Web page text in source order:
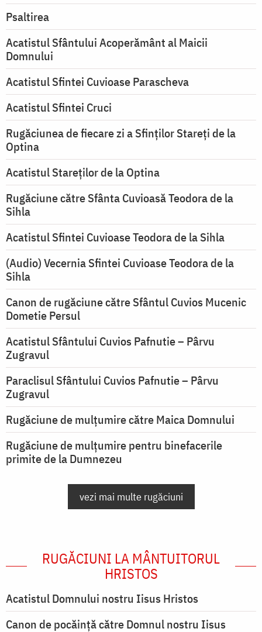
Psaltirea
Acatistul Sfântului Acoperământ al Maicii
Domnului
Acatistul Sfintei Cuvioase Parascheva
Acatistul Sfintei Cruci
Rugăciunea de fiecare zi a Sfinților Stareți de la
Optina
Acatistul Stareţilor de la Optina
Rugăciune către Sfânta Cuvioasă Teodora de la
Sihla
Acatistul Sfintei Cuvioase Teodora de la Sihla
(Audio) Vecernia Sfintei Cuvioase Teodora de la
Sihla
Canon de rugăciune către Sfântul Cuvios Mucenic
Dometie Persul
Acatistul Sfântului Cuvios Pafnutie – Pârvu
Zugravul
Paraclisul Sfântului Cuvios Pafnutie – Pârvu
Zugravul
Rugăciune de mulţumire către Maica Domnului
Rugăciune de mulțumire pentru binefacerile
primite de la Dumnezeu
vezi mai multe rugăciuni
RUGĂCIUNI LA MÂNTUITORUL
HRISTOS
Acatistul Domnului nostru Iisus Hristos
Canon de pocăință către Domnul nostru Iisus